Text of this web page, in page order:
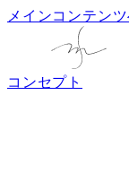
メインコンテン
コンセプト